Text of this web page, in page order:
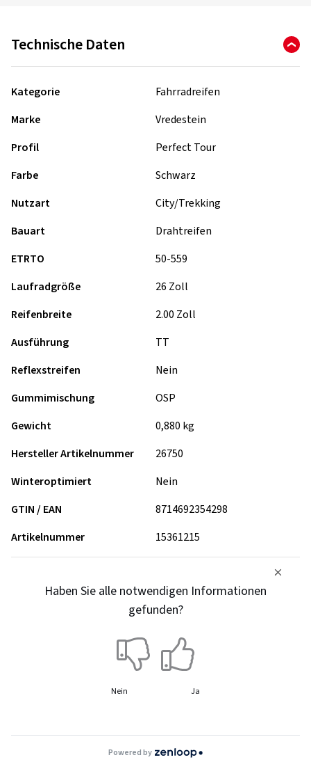
Technische Daten
Kategorie
Fahrradreifen
Marke
Vredestein
Profil
Perfect Tour
Farbe
Schwarz
Nutzart
City/Trekking
Bauart
Drahtreifen
ETRTO
50-559
Laufradgröße
26 Zoll
Reifenbreite
2.00 Zoll
Ausführung
TT
Reflexstreifen
Nein
Gummimischung
OSP
Gewicht
0,880 kg
Hersteller Artikelnummer
26750
Winteroptimiert
Nein
GTIN / EAN
8714692354298
Artikelnummer
15361215
Haben Sie alle notwendigen Informationen
gefunden?
Nein Ja
Powered by